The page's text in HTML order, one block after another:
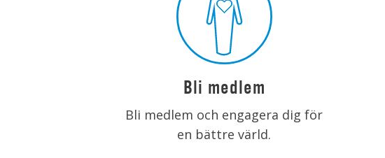
Bli medlem
Bli medlem och engagera dig för
en bättre värld.